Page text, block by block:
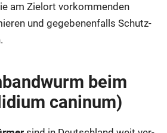
am Ziel­ort vor­kom­men­den
und gege­be­nen­falls Schutz­
beim
cani­num)